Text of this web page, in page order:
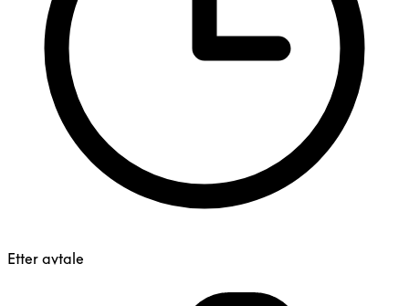
Etter avtale